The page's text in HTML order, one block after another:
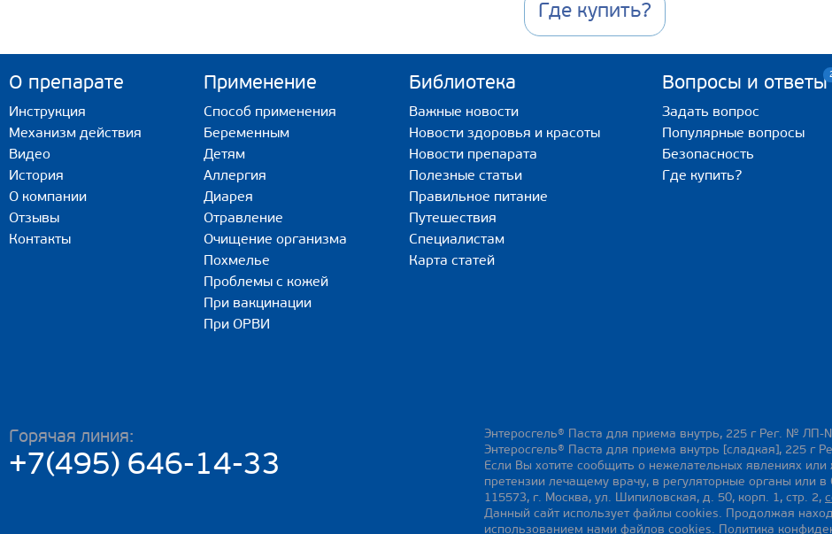
Где купить?
О препарате
Инструкция
Механизм действия
Видео
История
О компании
Отзывы
Контакты
Применение
Способ применения
Беременным
Детям
Аллергия
Диарея
Отравление
Очищение организма
Похмелье
Проблемы с кожей
При вакцинации
При ОРВИ
Библиотека
Важные новости
Новости здоровья и красоты
Новости препарата
Полезные статьи
Правильное питание
Путешествия
Специалистам
Карта статей
Вопросы и ответы
Задать вопрос
Популярные вопросы
Безопасность
Где купить?
Горячая линия:
+7(495) 646-14-33
Энтеросгель® Паста для приема внутрь, 225 г Рег. № ЛП-
Энтеросгель® Паста для приема внутрь [сладкая], 225 г
Если Вы хотите сообщить о нежелательных явлениях
претензии лечащему врачу, в регуляторные органы или
115573, г. Москва, ул. Шипиловская, д. 50, корп. 1, стр. 2,
Данный сайт использует файлы cookies. Продолжая
использованием нами файлов cookies. Политика